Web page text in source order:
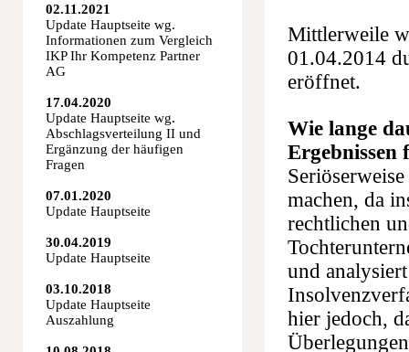
02.11.2021
Update Hauptseite wg.
Informationen zum Vergleich
IKP Ihr Kompetenz Partner
AG
17.04.2020
Update Hauptseite wg.
Abschlagsverteilung II und
Ergänzung der häufigen
Fragen
07.01.2020
Update Hauptseite
30.04.2019
Update Hauptseite
03.10.2018
Update Hauptseite
Auszahlung
Mittlerweile
01.04.2014
eröffnet.
Wie lange
Ergebnissen
machen, da
rechtlichen
und
hier jedoch,